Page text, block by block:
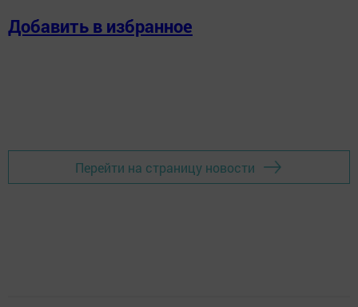
Добавить в избранное
Перейти на страницу новости